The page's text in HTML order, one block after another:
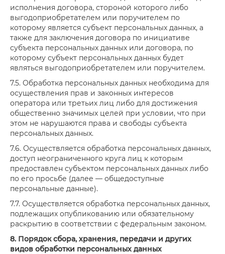
исполнения договора, стороной которого либо
выгодоприобретателем или поручителем по
которому является субъект персональных данных, а
также для заключения договора по инициативе
субъекта персональных данных или договора, по
которому субъект персональных данных будет
являться выгодоприобретателем или поручителем.
7.5. Обработка персональных данных необходима для
осуществления прав и законных интересов
оператора или третьих лиц либо для достижения
общественно значимых целей при условии, что при
этом не нарушаются права и свободы субъекта
персональных данных.
7.6. Осуществляется обработка персональных данных,
доступ неограниченного круга лиц к которым
предоставлен субъектом персональных данных либо
по его просьбе (далее — общедоступные
персональные данные).
7.7. Осуществляется обработка персональных данных,
подлежащих опубликованию или обязательному
раскрытию в соответствии с федеральным законом.
8. Порядок сбора, хранения, передачи и других
видов обработки персональных данных